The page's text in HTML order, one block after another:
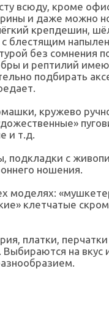
всюду, кроме
и даже можно
крепдешин,
блестящим
без сомнения
и рептилий
подбирать
кружево
и т.д.
подкладки с
ношения.
моделях:
клетчатые
платки, перчатки
на вкус